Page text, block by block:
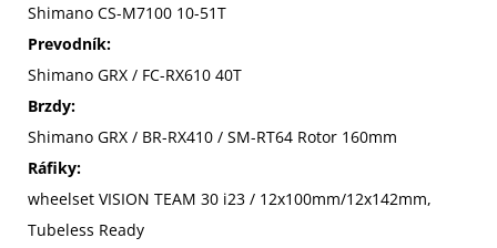
Shimano CS-M7100 10-51T
Prevodník:
Shimano GRX / FC-RX610 40T
Brzdy:
Shimano GRX / BR-RX410 / SM-RT64 Rotor 160mm
Ráfiky:
wheelset VISION TEAM 30 i23 / 12x100mm/12x142mm,
Tubeless Ready